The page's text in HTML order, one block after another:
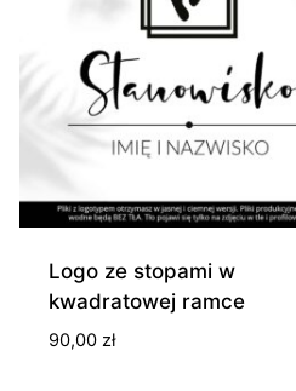
Logo ze stopami w
kwadratowej ramce
90,00 zł